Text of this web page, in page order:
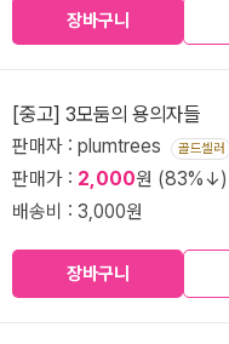
장바구니
[중고] 3모둠의 용의자들
판매자 : plumtrees 골드셀러
판매가 : 2,000원 (83%↓)
배송비 : 3,000원
장바구니